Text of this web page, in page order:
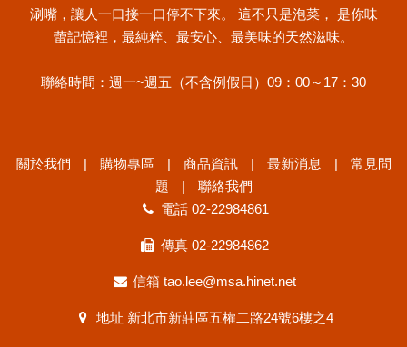
涮嘴，讓人一口接一口停不下來。 這不只是泡菜， 是你味
蕾記憶裡，最純粹、最安心、最美味的天然滋味。
聯絡時間：週一~週五（不含例假日）09：00～17：30
關於我們 購物專區 商品資訊 最新消息
常見問
題
聯絡我們
電話 02-22984861
傳真 02-22984862
信箱 tao.lee@msa.hinet.net
地址 新北市新莊區五權二路24號6樓之4